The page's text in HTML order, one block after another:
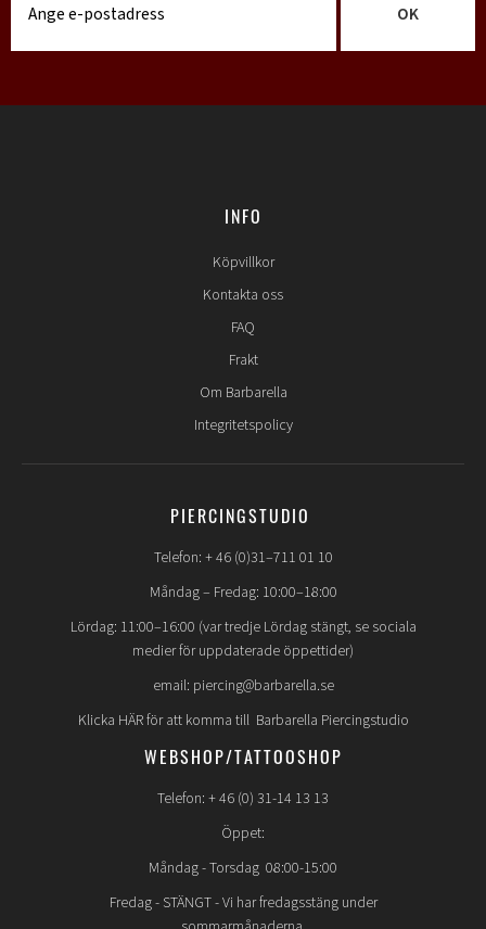
OK
INFO
Köpvillkor
Kontakta oss
FAQ
Frakt
Om Barbarella
Integritetspolicy
PIERCINGSTUDIO
Telefon: + 46 (0)31–711 01 10
Måndag – Fredag: 10:00–18:00
Lördag: 11:00–16:00 (var tredje Lördag stängt, se sociala
medier för uppdaterade öppettider)
email: piercing@barbarella.se
Klicka HÄR för att komma till Barbarella Piercingstudio
WEBSHOP/TATTOOSHOP
Telefon: + 46 (0) 31-14 13 13
Öppet:
Måndag - Torsdag 08:00-15:00
Fredag - STÄNGT- Vi har fredagsstäng under